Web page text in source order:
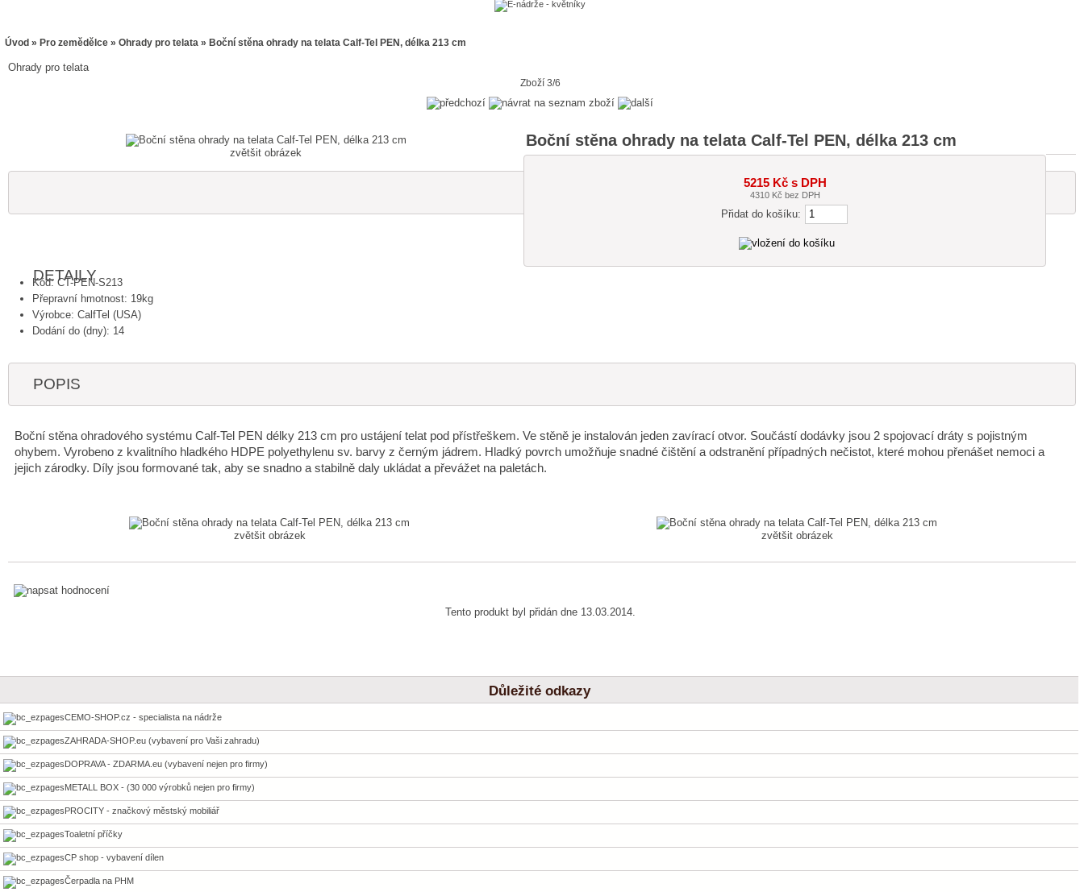
Úvod » Pro zemědělce »Ohrady pro telata » Boční stěna ohrady na telata Calf-Tel PEN, délka 213 cm
Ohrady pro telata
Zboží 3/6
zvětšit obrázek
Boční stěna ohrady na telata Calf-Tel PEN, délka 213 cm
5215 Kč s DPH
4310 Kč bez DPH
Přidat do košíku:
DETAILY
Kód: CT-PEN-S213
Přepravní hmotnost: 19kg
Výrobce: CalfTel (USA)
Dodání do (dny): 14
POPIS
Boční stěna ohradového systému Calf-Tel PEN délky 213 cm pro ustájení telat pod přístřeškem. Ve stěně je instalován jeden zavírací otvor. Součástí dodávky jsou 2 spojovací dráty s pojistným
ohybem. Vyrobeno z kvalitního hladkého HDPE polyethylenu sv. barvy z černým jádrem. Hladký povrch umožňuje snadné čištění a odstranění případných nečistot, které mohou přenášet nemoci a
jejich zárodky. Díly jsou formované tak, aby se snadno a stabilně daly ukládat a převážet na paletách.
zvětšit obrázek zvětšit obrázek
Tento produkt byl přidán dne 13.03.2014.
Důležité odkazy
CEMO-SHOP.cz - specialista na nádrže
ZAHRADA-SHOP.eu (vybavení pro Vaši zahradu)
DOPRAVA - ZDARMA.eu (vybavení nejen pro firmy)
METALL BOX - (30 000 výrobků nejen pro firmy)
PROCITY - značkový městský mobiliář
Toaletní příčky
CP shop - vybavení dílen
Čerpadla na PHM